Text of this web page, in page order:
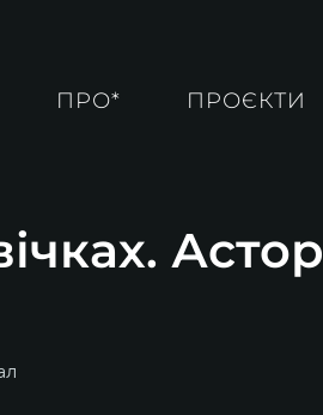
ПРО* ПРОЄКТИ
Астор